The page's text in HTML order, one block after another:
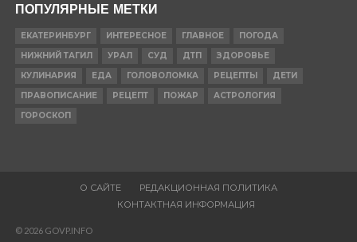
ПОПУЛЯРНЫЕ МЕТКИ
ЕКАТЕРИНБУРГ ИНТЕРЕСНОЕ ГЛАВНОЕ
ПОГОДА
НИЖНИЙ ТАГИЛ
УРАЛ СУД ДТП
ЗДОРОВЬЕ
КУЛИНАРИЯ
ЕДА ГОЛОВОЛОМКА РЕЦЕПТЫ
ДЕТИ
ПРАВОПИСАНИЕ
РЕЦЕПТ ПОЖАР
АСТРОЛОГИЯ
ГОРОСКОП
О САЙТЕ
РЕДАКЦИОННАЯ ПОЛИТИКА
КОНТАКТНАЯ ИНФОРМАЦИЯ
© 2026 GOVP.INFO